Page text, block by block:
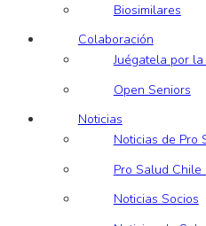
Biosimilares
Colaboración
Juégatela por
Open Seniors
Noticias
Noticias de Pro
Pro Salud
Noticias Socios